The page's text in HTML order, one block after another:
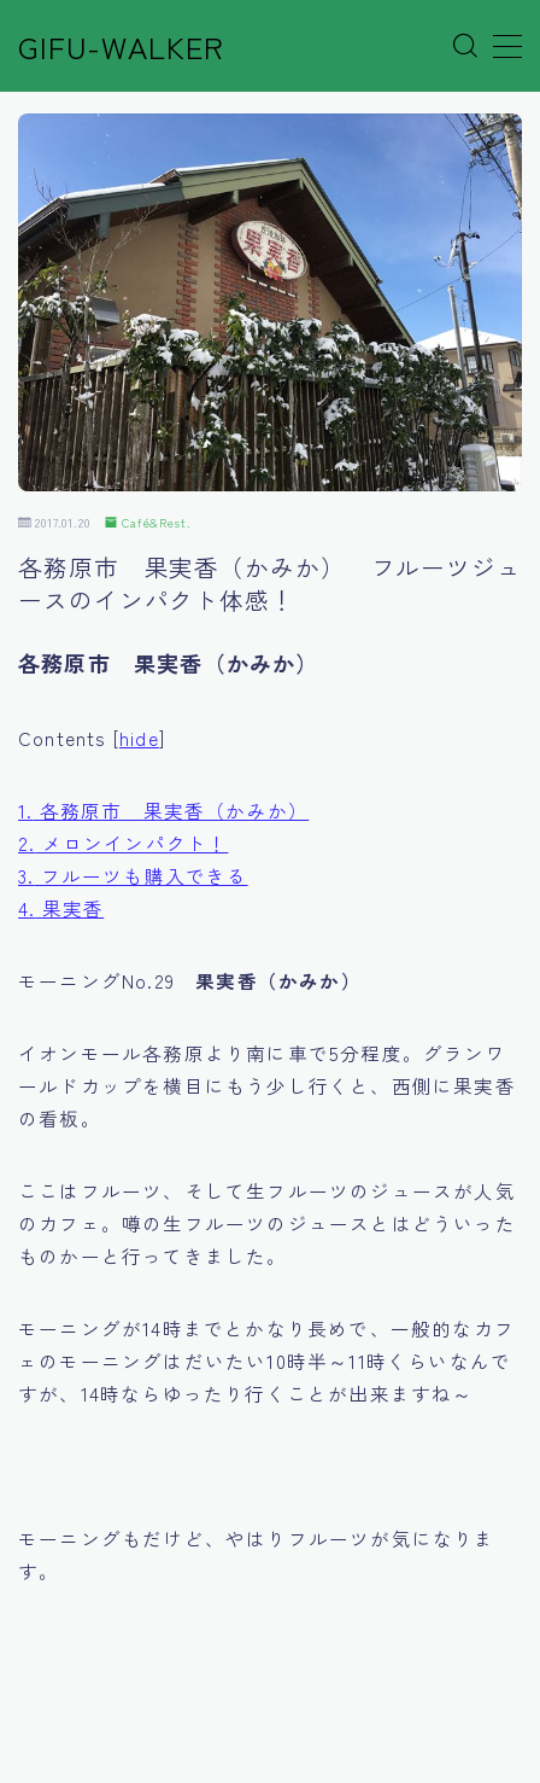
GIFU-WALKER
MENU
Author’s Voice
Café&Rest.
Event
Go out
Others
Tourism
2017.01.20 Café&Rest.
各務原市 果実香（かみか） フルーツジュ
ースのインパクト体感！
各務原市 果実香（かみか）
Contents [hide]
1. 各務原市 果実香（かみか）
2. メロンインパクト！
3. フルーツも購入できる
4. 果実香
モーニングNo.29 果実香（かみか）
イオンモール各務原より南に車で5分程度。グランワ
ールドカップを横目にもう少し行くと、西側に果実香
の看板。
ここはフルーツ、そして生フルーツのジュースが人気
のカフェ。噂の生フルーツのジュースとはどういった
ものかーと行ってきました。
モーニングが14時までとかなり長めで、一般的なカフ
ェのモーニングはだいたい10時半～11時くらいなんで
すが、14時ならゆったり行くことが出来ますね～
モーニングもだけど、やはりフルーツが気になりま
す。